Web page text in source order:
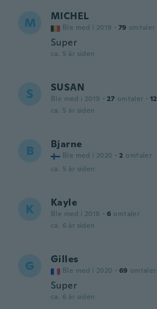
M MICHEL
Ble med i 2019 · 79 omtaler
Super
ca. 5 år siden
S SUSAN
Ble med i 2019 · 27 omtaler · 12
ca. 5 år siden
B Bjarne
Ble med i 2020 · 2 omtaler
ca. 5 år siden
K Kayle
Ble med i 2018 · 6 omtaler
ca. 6 år siden
G Gilles
Ble med i 2020 · 69 omtaler
Super
ca. 6 år siden